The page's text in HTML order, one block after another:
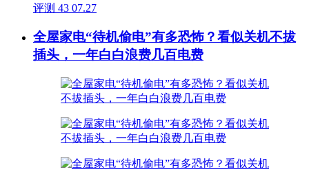
评测 43 07.27
全屋家电“待机偷电”有多恐怖？看似关机不拔
插头，一年白白浪费几百电费